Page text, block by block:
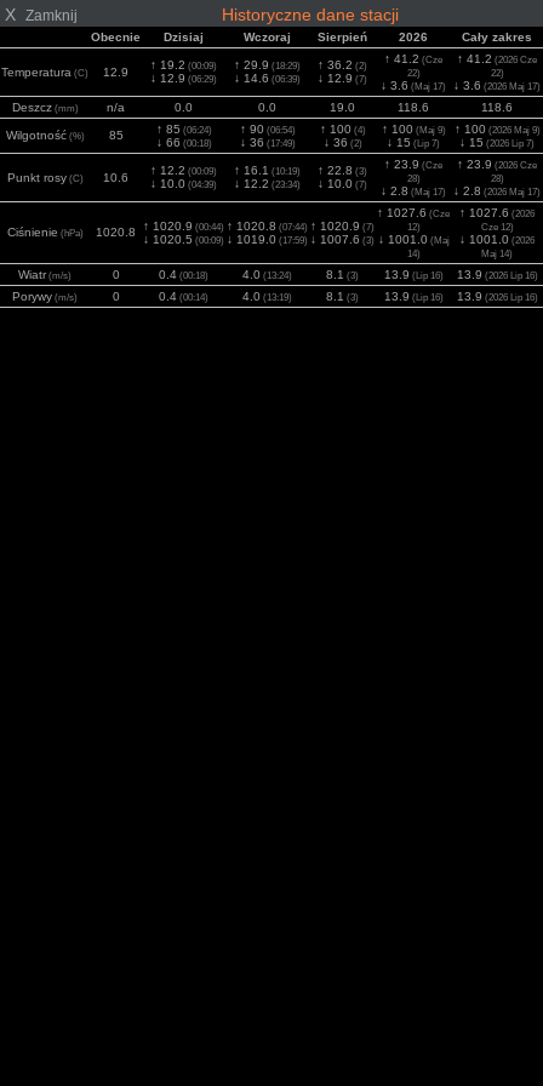
X Zamknij Historyczne dane stacji
Obecnie Dzisiaj Wczoraj Sierpień 2026 Cały zakres
Temperatura (C) 12.9
↑ 19.2 (00:09)
↓ 12.9 (06:29)
↑ 29.9 (18:29)
↓ 14.6 (06:39)
↑ 36.2 (2)
↓ 12.9 (7)
↑ 41.2 (Cze
22)
↓ 3.6 (Maj 17)
↑ 41.2 (2026 Cze
22)
↓ 3.6 (2026 Maj 17)
Deszcz(mm) n/a 0.0 0.0 19.0 118.6 118.6
Wilgotność(%) 85 ↑ 85 (06:24)
↓ 66 (00:18)
↑ 90(06:54)
↓ 36 (17:49)
↑ 100(4)
↓ 36 (2)
↑ 100(Maj 9)
↓ 15 (Lip 7)
↑ 100(2026 Maj 9)
↓ 15 (2026 Lip 7)
Punkt rosy(C) 10.6
↑ 12.2 (00:09)
↓ 10.0 (04:39)
↑ 16.1 (10:19)
↓ 12.2 (23:34)
↑ 22.8 (3)
↓ 10.0 (7)
↑ 23.9 (Cze
28)
↓ 2.8 (Maj 17)
↑ 23.9 (2026 Cze
28)
↓ 2.8 (2026 Maj 17)
Ciśnienie (hPa) 1020.8 ↑ 1020.9 (00:44)
↓ 1020.5 (00:09)
↑ 1020.8 (07:44)
↓ 1019.0 (17:59)
↑ 1020.9 (7)
↓ 1007.6 (3)
↑ 1027.6 (Cze
12)
↓ 1001.0(Maj
14)
↑ 1027.6 (2026
Cze 12)
↓ 1001.0 (2026
Maj 14)
Wiatr (m/s) 0 0.4 (00:18) 4.0 (13:24) 8.1 (3) 13.9 (Lip 16) 13.9 (2026 Lip 16)
Porywy (m/s) 0 0.4 (00:14) 4.0 (13:19) 8.1 (3) 13.9 (Lip 16) 13.9 (2026 Lip 16)